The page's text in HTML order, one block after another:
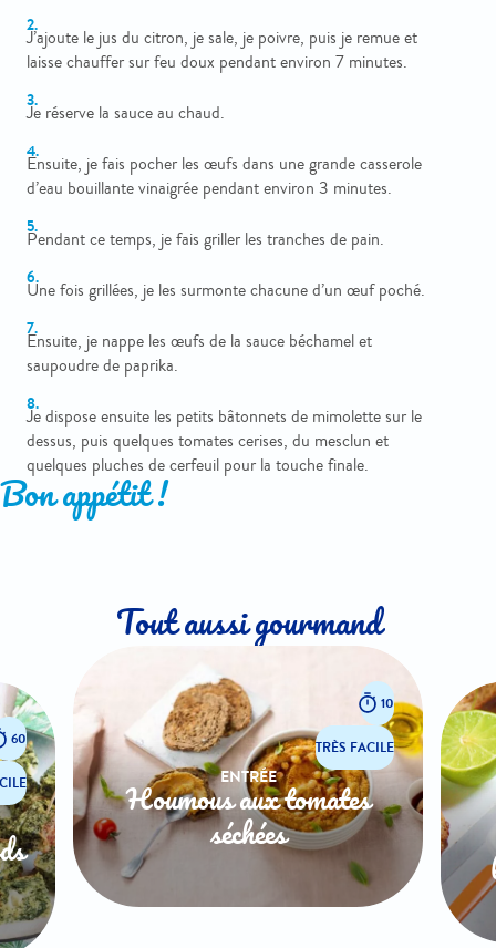
J’ajoute le jus du citron, je sale, je poivre, puis je remue et
laisse chauffer sur feu doux pendant environ 7 minutes.
Je réserve la sauce au chaud.
Ensuite, je fais pocher les œufs dans une grande casserole
d’eau bouillante vinaigrée pendant environ 3 minutes.
Pendant ce temps, je fais griller les tranches de pain.
Une fois grillées, je les surmonte chacune d’un œuf poché.
Ensuite, je nappe les œufs de la sauce béchamel et
saupoudre de paprika.
Je dispose ensuite les petits bâtonnets de mimolette sur le
dessus, puis quelques tomates cerises, du mesclun et
quelques pluches de cerfeuil pour la touche finale.
Bon appétit !
Tout aussi gourmand
60
10
TRÈS FACILE
ENTRÉE
Houmous aux tomates
séchées